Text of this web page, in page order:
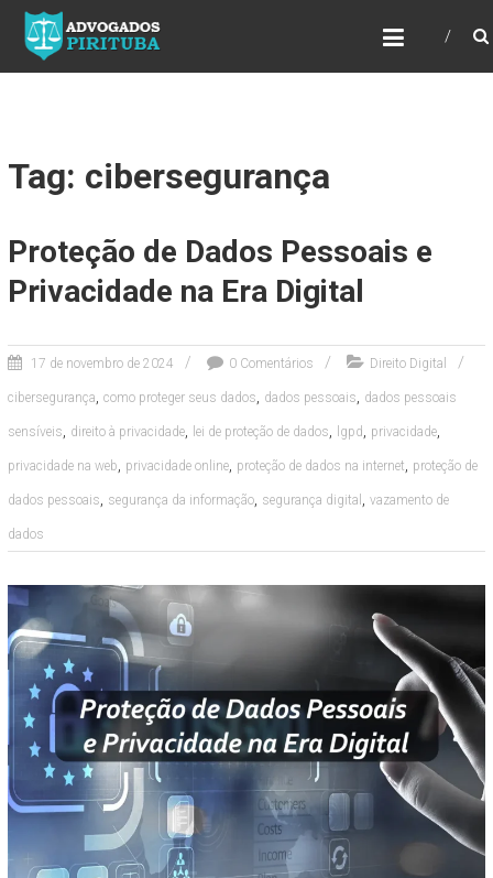
ADVOGADOS PIRITUBA
Precisando de advogado? Entre em contato!
Fazemos toda a assessoria que você
Tag: cibersegurança
Proteção de Dados Pessoais e
Privacidade na Era Digital
17 de novembro de 2024 0 Comentários Direito Digital
cibersegurança, como proteger seus dados, dados pessoais, dados pessoais
sensíveis, direito à privacidade, lei de proteção de dados, lgpd , privacidade,
privacidade na web, privacidade online, proteção de dados na internet, proteção de
dados pessoais, segurança da informação, segurança digital , vazamento de
dados